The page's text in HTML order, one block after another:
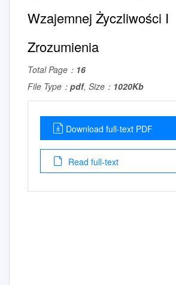
Wzajemnej Życzliwości I
Zrozumienia
Total Page： 16
File Type： pdf, Size： 1020Kb
Download full-text PDF
Read full-text